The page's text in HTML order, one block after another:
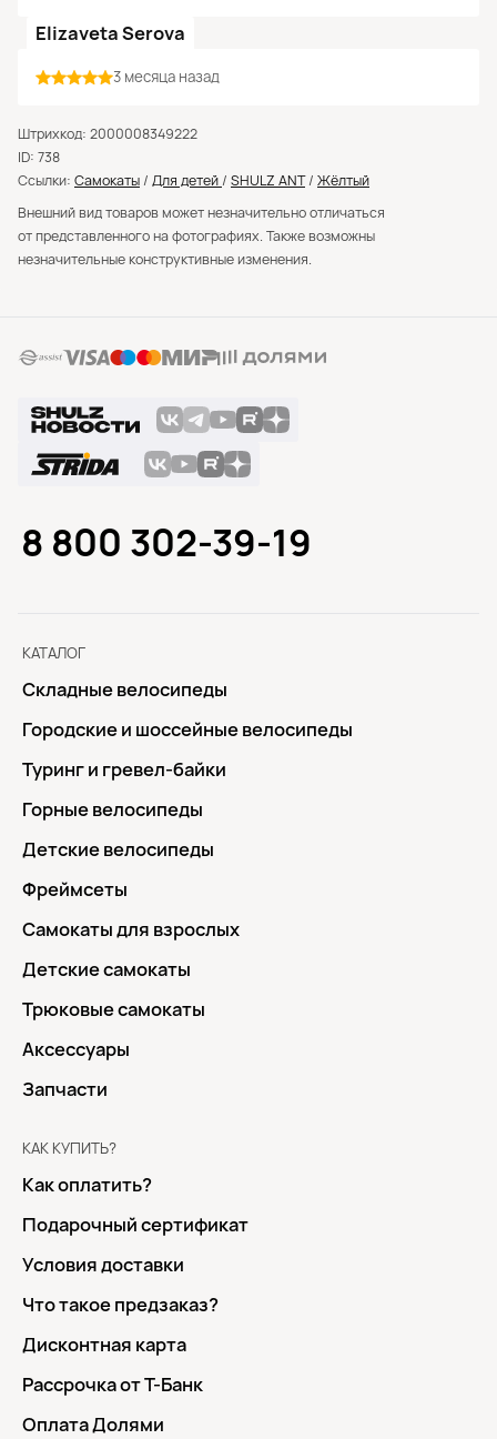
Elizaveta Serova
3 месяца назад
Штрихкод: 2000008349222
ID: 738
Ссылки: Самокаты / Для детей / SHULZ ANT/ Жёлтый
Внешний вид товаров может незначительно отличаться
от представленного на фотографиях. Также возможны
незначительные конструктивные изменения.
КАТАЛОГ
Складные велосипеды
Городские и шоссейные велосипеды
Туринг и гревел-байки
Горные велосипеды
Детские велосипеды
Фреймсеты
Самокаты для взрослых
Детские самокаты
Трюковые самокаты
Аксессуары
Запчасти
КАК КУПИТЬ?
Как оплатить?
Подарочный сертификат
Условия доставки
Что такое предзаказ?
Дисконтная карта
Рассрочка от Т-Банк
Оплата Долями
8 800 302-39-19